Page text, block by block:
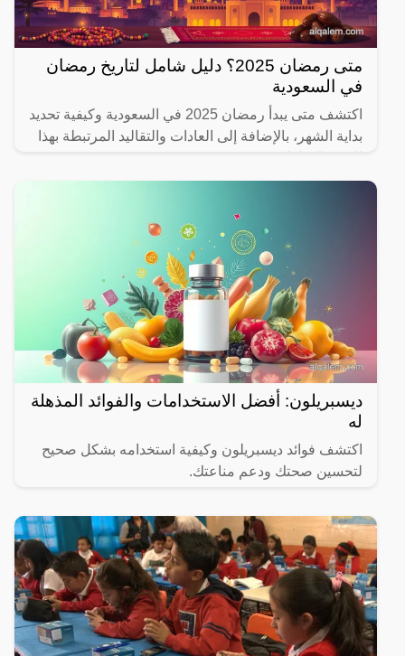
متى رمضان 2025؟ دليل شامل لتاريخ رمضان
في السعودية
اكتشف متى يبدأ رمضان 2025 في السعودية وكيفية تحديد
بداية الشهر، بالإضافة إلى العادات والتقاليد المرتبطة بهذا
ديسبريلون: أفضل الاستخدامات والفوائد المذهلة
له
اكتشف فوائد ديسبريلون وكيفية استخدامه بشكل صحيح
لتحسين صحتك ودعم مناعتك.